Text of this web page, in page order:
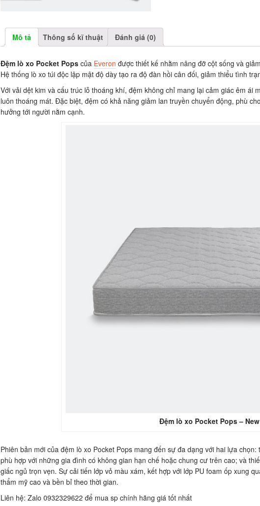
Mô tả Thông số kĩ thuật Đánh giá (0)
Đệm lò xo Pocket Popscủa Everon được thiết kế nhằm nâng đỡ cột sống và
Hệ thống lò xo túi độc lập mật độ dày tạo ra độ đàn hồi cân đối, giảm thiểu tình
Với vải dệt kim và cấu trúc lỗ thoáng khí, đệm không chỉ mang lại cảm giác êm ái
luôn thoáng mát. Đặc biệt, đệm có khả năng giảm lan truyền chuyển động, phù
hưởng tới người nằm cạnh.
Đệm lò xo Pocket Pops – New
Phiên bản mới của đệm lò xo Pocket Pops mang đến sự đa dạng với hai lựa
phù hợp với những gia đình có không gian hạn chế hoặc chung cư trên cao; và
giấc ngủ trọn vẹn. Sự cải tiến lớp vỏ màu xám, kết hợp với lớp PU foam ốp xung
thẩm mỹ cao và bền bỉ theo thời gian.
Liên hệ: Zalo 0932329622 để mua sp chính hãng giá tốt nhất